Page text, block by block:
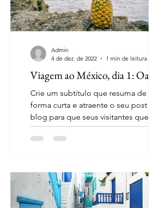
Viagem ao México, dia 1:
Crie um subtítulo que resuma de
forma curta e atraente o seu post do
blog para que seus visitantes queiram
ler mais. Bem-vindo ao seu...
Admin
4 de dez. de 2022
1 min de leitura